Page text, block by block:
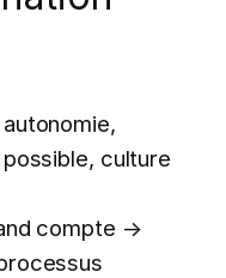
culture
compte →